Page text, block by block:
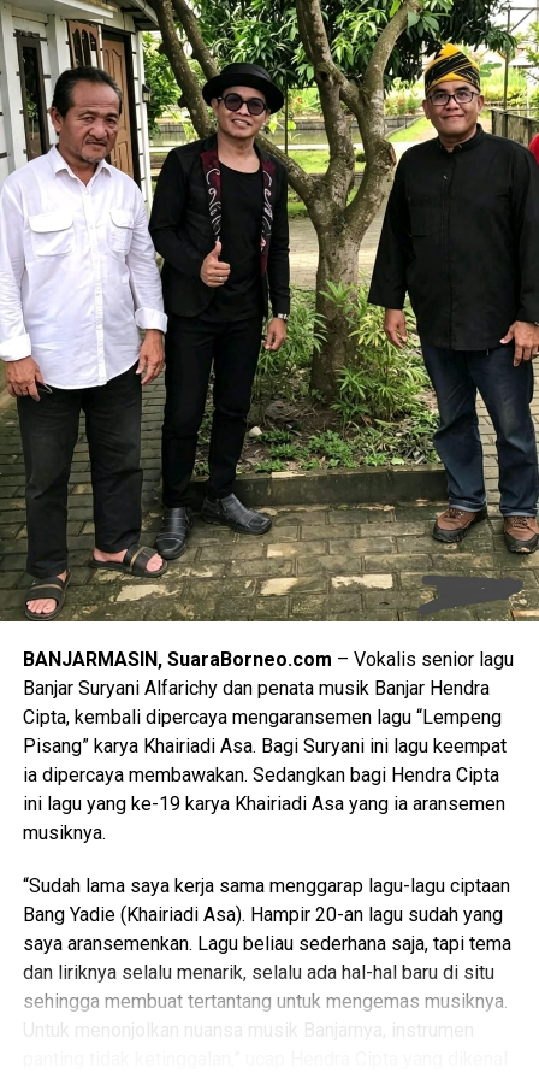
Acara Sosialisasi dan _Entry Meeting_ dibuka secara
resmi oleh Anggota Ombudsman RI sekaligus Koordinator
Wilayah Ombudsman Kalsel, Syafrida Rachmawati
Rasahan. Dalam sambutannya, Syafrida menyampaikan
bahwa penilaian maladministrasi merupakan instrumen
strategis yang objektif, independen dan berbasis potensi
maladministrasi. “Pelaksanaan penilaian ini harus dimaknai
sebagai momentum yang tepat untuk memperkuat
kepatuhan, manajemen risiko dan budaya pelayanan publik.
Semua pihak wajib berkomitmen menjaga integritas dan
meningkatkan kompetensi agar masyarakat puas dan
percaya dengan layanan yang diberikan. Hasilnya adalah
ikhtiar kebermanfaatan, bahwa ada ruang-ruang perbaikan
yang patut diatensi dan ditindaklanjuti, serta ada aspek-
aspek positif atau kekuatan yang perlu terus dipertahankan
dan ditingkatkan, seperti hadirnya layanan yang lebih
mudah, cepat, transparan dan berkeadilan bagi
masyarakat”, tegas Syafrida.
Syafrida juga menyampaikan bahwa melalui kegiatan
_Entry Meeting_ ini diharapkan seluruh instansi pelayanan
publik di Kalsel memiliki pemahaman yang komprehensif
termasuk aspek, tahapan, metode dan hasil penilaian.
Diyakini dengan Opini Ombudsman RI akan berkontribusi
terhadap perbaikan sistem dan peningkatan mutu
pelayanan publik yang dilaksanakan oleh Pemerintah
Daerah maupun Instansi Vertikal kepada masyarakat luas.
Dukungan penuh terhadap Opini Ombudsman RI diutarakan
pula oleh Pemerintah Provinsi Kalimantan Selatan.
Mewakili Gubernur Kalsel, Asisten Administrasi Umum
Sekretariat Daerah Kalsel, Dinansyah, menyampaikan kata
sambutan. Bahwa Pemerintah Provinsi Kalimantan Selatan
berkomitmen penuh untuk terus bersinergi dengan
Ombudsman guna memastikan tata kelola pemerintahan
BANJARMASIN, SuaraBorneo.com – Vokalis senior lagu
Banjar Suryani Alfarichy dan penata musik Banjar Hendra
Cipta, kembali dipercaya mengaransemen lagu “Lempeng
Pisang” karya Khairiadi Asa. Bagi Suryani ini lagu keempat
ia dipercaya membawakan. Sedangkan bagi Hendra Cipta
ini lagu yang ke-19 karya Khairiadi Asa yang ia aransemen
musiknya.
“Sudah lama saya kerja sama menggarap lagu-lagu ciptaan
Bang Yadie (Khairiadi Asa). Hampir 20-an lagu sudah yang
saya aransemenkan. Lagu beliau sederhana saja, tapi tema
dan liriknya selalu menarik, selalu ada hal-hal baru di situ
sehingga membuat tertantang untuk mengemas musiknya.
Untuk menonjolkan nuansa musik Banjarnya, instrumen